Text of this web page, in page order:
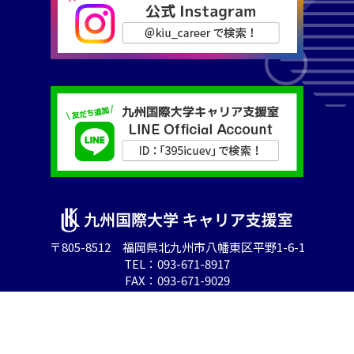
〒805-8512 福岡県北九州市八幡東区平野1-6-1
TEL： 093-671-8917
FAX：093-671-9029